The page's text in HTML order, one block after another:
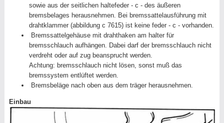
sowie aus der seitlichen haltefeder - c - des äußeren
bremsbelages herausnehmen. Bei bremssattelausführung mit
drahtklammer (abbildung c 7615) ist keine feder - c - vorhanden.
Bremssattelgehäuse mit drahthaken am halter für
bremsschlauch aufhängen. Dabei darf der bremsschlauch nicht
verdreht oder auf zug beansprucht werden.
Achtung: bremsschlauch nicht lösen, sonst muß das
bremssystem entlüftet werden.
Bremsbeläge nach oben aus dem träger herausnehmen.
Einbau